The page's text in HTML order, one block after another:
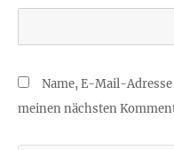
Name, E-Mail-
meinen nächsten